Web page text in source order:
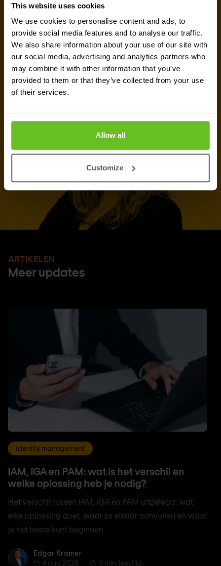
This website uses cookies
We use cookies to personalise content and ads, to
provide social media features and to analyse our traffic.
We also share information about your use of our site with
our social media, advertising and analytics partners who
may combine it with other information that you’ve
provided to them or that they’ve collected from your use
of their services.
Allow all
Customize
helpen.
Contact met expert
ARTIKELEN
Meer updates
Identity management
IAM, IGA en PAM: wat is het verschil en
welke oplossing heb je nodig?
Het verschil tussen IAM, IGA en PAM uitgelegd: wat
elke oplossing doet, waar ze elkaar aanvullen en waar
je het beste kunt beginnen.
Edgar KramerEdgar Kramer
4 aug 2026
5 min. leestijd